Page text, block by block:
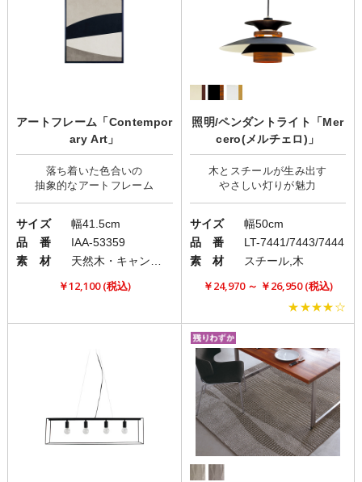
アートフレーム「Contempor
ary Art」
落ち着いた色合いの
サイズ
幅41.5cm
品 番
IAA-53359
素 材
￥12,100 (税込)
照明/ペンダントライト「Mer
cero(メルチェロ)」
木とスチールが生み出す
サイズ
幅50cm
品 番
LT-7441/7443/7444
素 材
スチール,木
￥24,970 ～ ￥26,950 (税込)
★★★★☆